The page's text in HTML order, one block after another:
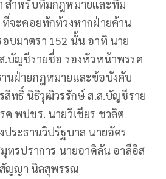
สำหรับทีมกฎหมายและทีม
จะคอยทักท้วงหากฝ่ายค้าน
บมาตรา 152 นั้น อาทิ นาย
.บัญชีรายชื่อ รองหัวหน้าพรรค
นฝ่ายกฎหมายและข้อบังคับ
สิทธิ์ นิธิวุฒิวรรักษ์ ส.ส.บัญชีราย
พปชร. นายวิเชียร ชวลิต
ระธานวิปรัฐบาล นายอัคร
ทรปราการ นายอาดิลัน อาลีอิส
สัญญา นิลสุพรรณ